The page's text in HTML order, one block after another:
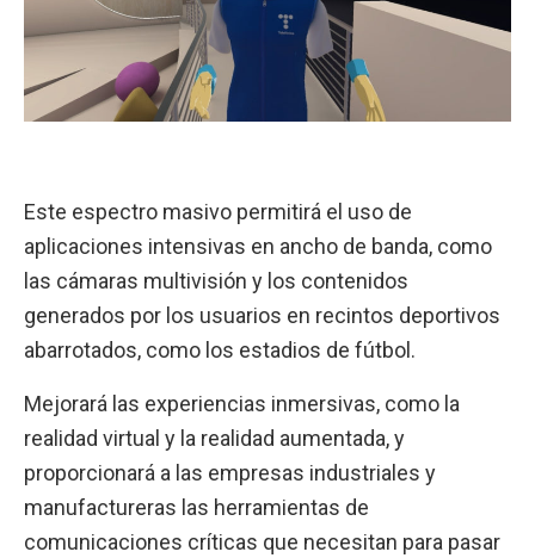
Este espectro masivo permitirá el uso de
aplicaciones intensivas en ancho de banda, como
las cámaras multivisión y los contenidos
generados por los usuarios en recintos deportivos
abarrotados, como los estadios de fútbol.
Mejorará las experiencias inmersivas, como la
realidad virtual y la realidad aumentada, y
proporcionará a las empresas industriales y
manufactureras las herramientas de
comunicaciones críticas que necesitan para pasar